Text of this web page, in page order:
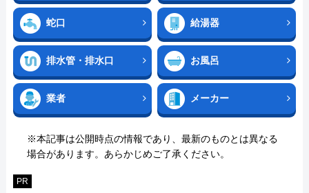
蛇口 給湯器
排水管・排水口 お風呂
業者 メーカー
※本記事は公開時点の情報であり、最新のものとは異なる
場合があります。あらかじめご了承ください。
PR